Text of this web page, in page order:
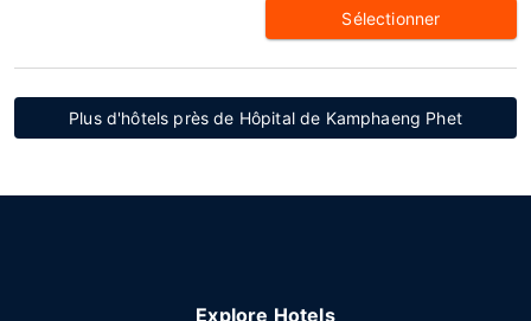
Sélectionner
Plus d'hôtels près de Hôpital de Kamphaeng Phet
Explore Hotels